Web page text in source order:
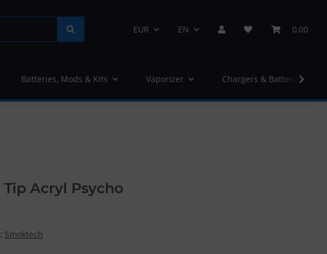
EUR EN 0,00
Batteries, Mods & Kits Vaporizer Chargers & Batteries
Tip Acryl Psycho
Smoktech